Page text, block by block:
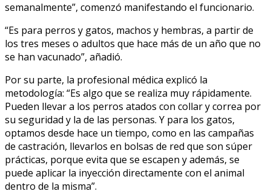
semanalmente”, comenzó manifestando el funcionario.
“Es para perros y gatos, machos y hembras, a partir de
los tres meses o adultos que hace más de un año que no
se han vacunado”, añadió.
Por su parte, la profesional médica explicó la
metodología: “Es algo que se realiza muy rápidamente.
Pueden llevar a los perros atados con collar y correa por
su seguridad y la de las personas. Y para los gatos,
optamos desde hace un tiempo, como en las campañas
de castración, llevarlos en bolsas de red que son súper
prácticas, porque evita que se escapen y además, se
puede aplicar la inyección directamente con el animal
dentro de la misma”.